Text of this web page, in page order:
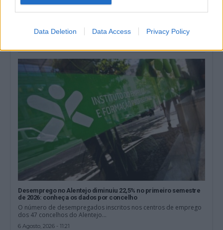
Data Deletion Data Access Privacy Policy
Monsaraz em...
Desemprego no Alentejo diminuiu 22,5% no primeiro semestre
de 2026: conheça os dados por concelho
O número de desempregados inscritos nos centros de emprego
dos 47 concelhos do Alentejo...
6 Agosto, 2026 - 11:21